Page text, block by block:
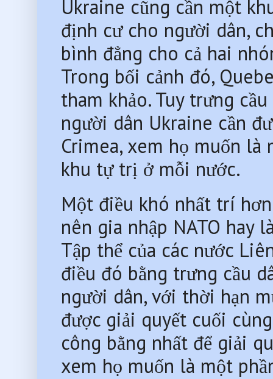
Ukraine cũng cần một
định cư cho người dân,
bình đẳng cho cả hai
Trong bối cảnh đó,
tham khảo. Tuy trưng
người dân Ukraine cần
Crimea, xem họ muốn là
khu tự trị ở mỗi nước.
Một điều khó nhất trí
nên gia nhập NATO hay
Tập thể của các nước
điều đó bằng trưng cầu
người dân, với thời hạn
được giải quyết cuối
công bằng nhất để giải
xem họ muốn là một